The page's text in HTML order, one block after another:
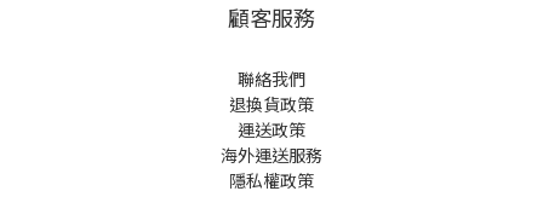
顧客服務
聯絡我們
退換貨政策
運送政策
海外運送服務
隱私權政策